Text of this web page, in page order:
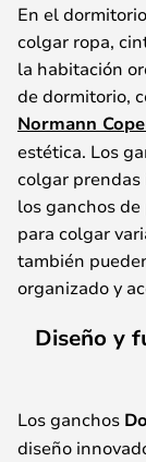
En el
colgar ropa,
la habitación
de dormitorio,
Normann
estética. Los
colgar prendas
los ganchos
para colgar
también
organizado y
Diseño y
Los ganchos
diseño